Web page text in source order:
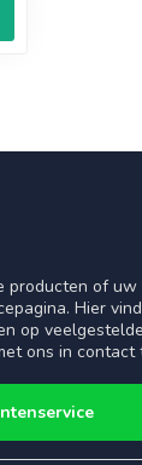
of uw
Hier
op
ons in contact